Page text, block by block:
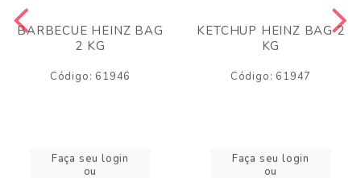
BARBECUE HEINZ BAG
2 KG
Código: 61946
Faça seu login
ou
KETCHUP HEINZ BAG 2
KG
Código: 61947
Faça seu login
ou